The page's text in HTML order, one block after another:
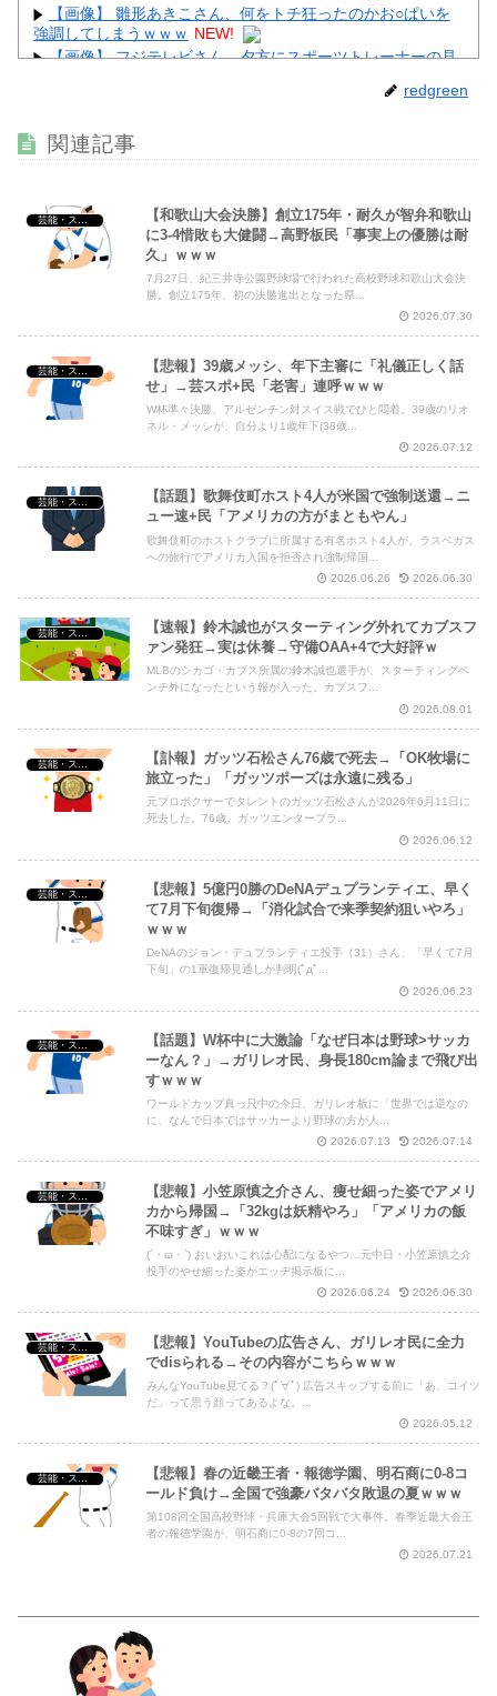
【画像】 雛形あきこさん、何をトチ狂ったのかお○ぱいを
強調してしまうｗｗｗ NEW!
【画像】 フジテレビさん、夕方にスポーツトレーナーの見
【悲報】 地味系ブサカワ女子さん、巨胸なだけで高身長彼
【画像】 ゲーセン女店員さんが仕事でスケベなコスプレを
させられてしまう NEW!
Powered by livedoor 相互RSS
redgreen
関連記事
【和歌山大会決勝】創立175年・耐久が智弁和歌山
に3-4惜敗も大健闘→高野板民「事実上の優勝は耐
久」ｗｗｗ
7月27日、紀三井寺公園野球場で行われた高校野球和歌山大会決
勝。創立175年、初の決勝進出となった県...
2026.07.30
【悲報】39歳メッシ、年下主審に「礼儀正しく話
せ」→芸スポ+民「老害」連呼ｗｗｗ
W杯準々決勝、アルゼンチン対スイス戦でひと悶着。39歳のリオ
ネル・メッシが、自分より1歳年下(38歳...
2026.07.12
【話題】歌舞伎町ホスト4人が米国で強制送還→ニ
ュー速+民「アメリカの方がまともやん」
歌舞伎町のホストクラブに所属する有名ホスト4人が、ラスベガス
への旅行でアメリカ入国を拒否され強制帰国...
2026.06.26
2026.06.30
【速報】鈴木誠也がスターティング外れてカブスフ
ァン発狂→実は休養→守備OAA+4で大好評ｗ
MLBのシカゴ・カブス所属の鈴木誠也選手が、スターティングベ
ンチ外になったという報が入った。カブスフ...
2026.08.01
【訃報】ガッツ石松さん76歳で死去→「OK牧場に
旅立った」「ガッツポーズは永遠に残る」
元プロボクサーでタレントのガッツ石松さんが2026年6月11日に
死去した。76歳。ガッツエンタープラ...
2026.06.12
芸能・スポーツ・Youtuber
【悲報】5億円0勝のDeNAデュプランティエ、早く
て7月下旬復帰→「消化試合で来季契約狙いやろ」
ｗｗｗ
DeNAのジョン・デュプランティエ投手（31）さん、「早くて7月
下旬」の1軍復帰見通しが判明(ﾟдﾟ...
2026.06.23
芸能・スポーツ・Youtuber
【話題】W杯中に大激論「なぜ日本は野球>サッカ
ーなん？」→ガリレオ民、身長180cm論まで飛び出
すｗｗｗ
ワールドカップ真っ只中の今日、ガリレオ板に「世界では逆なの
に、なんで日本ではサッカーより野球の方が人...
2026.07.13
2026.07.14
芸能・スポーツ・Youtuber
【悲報】小笠原慎之介さん、痩せ細った姿でアメリ
カから帰国→「32kgは妖精やろ」「アメリカの飯
不味すぎ」ｗｗｗ
(´・ω・`) おいおいこれは心配になるやつ…元中日・小笠原慎之介
投手のやせ細った姿がエッヂ掲示板に...
2026.06.24
2026.06.30
芸能・スポーツ・Youtuber
【悲報】YouTubeの広告さん、ガリレオ民に全力
でdisられる→その内容がこちらｗｗｗ
みんなYouTube見てる？(ﾟ∀ﾟ) 広告スキップする前に「あ、コイツ
だ」って思う顔ってあるよな。...
2026.05.12
芸能・スポーツ・Youtuber
【悲報】春の近畿王者・報徳学園、明石商に0-8コ
ールド負け→全国で強豪バタバタ敗退の夏ｗｗｗ
第108回全国高校野球・兵庫大会5回戦で大事件。春季近畿大会王
者の報徳学園が、明石商に0-8の7回コ...
2026.07.21